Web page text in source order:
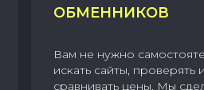
ОБМЕННИКОВ
Вам не нужно
искать сайты, проверять
сравнивать цены. Мы